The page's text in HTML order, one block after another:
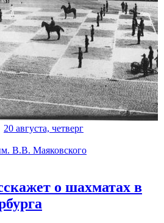
20 августа, четверг
В.В. Маяковского
о шахматах в